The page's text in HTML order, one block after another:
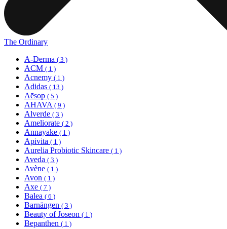
The Ordinary
A-Derma ( 3 )
ACM ( 1 )
Acnemy ( 1 )
Adidas ( 13 )
Aēsop ( 5 )
AHAVA ( 9 )
Alverde ( 3 )
Ameliorate ( 2 )
Annayake ( 1 )
Apivita ( 1 )
Aurelia Probiotic Skincare ( 1 )
Aveda ( 3 )
Avène ( 1 )
Avon ( 1 )
Axe ( 7 )
Balea ( 6 )
Barnängen ( 3 )
Beauty of Joseon ( 1 )
Bepanthen ( 1 )